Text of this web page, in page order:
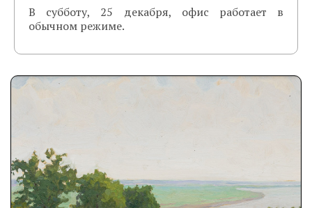
В субботу, 25 декабря, офис работает в
обычном режиме.